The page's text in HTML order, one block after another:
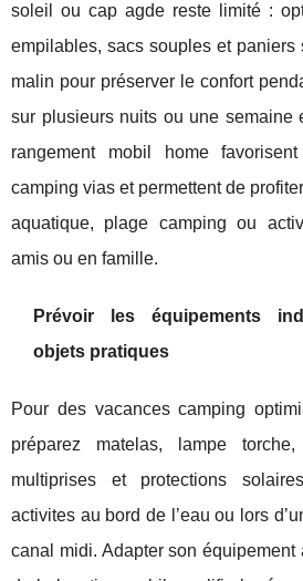
soleil ou cap agde reste limité :
empilables, sacs souples et paniers
malin pour préserver le confort
sur plusieurs nuits ou une semaine
rangement mobil home
camping vias et permettent de
aquatique, plage camping ou
amis ou en famille.
Prévoir les équipements
objets pratiques
Pour des vacances camping
préparez matelas, lampe
multiprises et protections
activites au bord de l’eau ou lors
canal midi. Adapter son